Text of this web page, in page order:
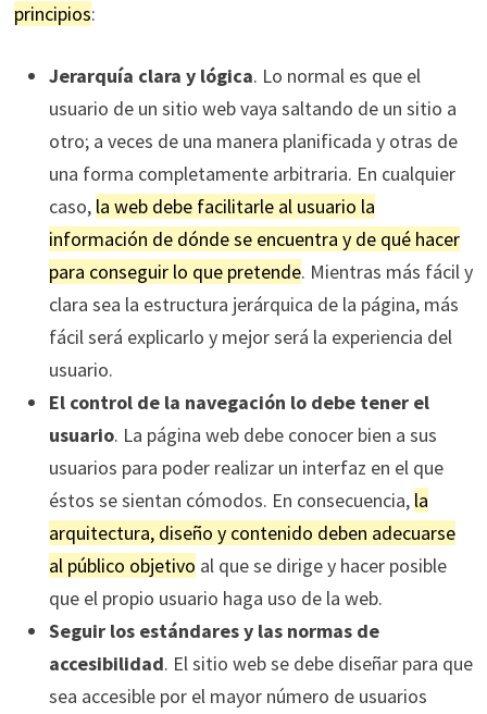
principios:
Jerarquía clara y lógica. Lo normal es que el
usuario de un sitio web vaya saltando de un sitio a
otro; a veces de una manera planificada y otras de
una forma completamente arbitraria. En cualquier
caso, la web debe facilitarle al usuario la
información de dónde se encuentra y de qué hacer
para conseguir lo que pretende. Mientras más fácil y
clara sea la estructura jerárquica de la página, más
fácil será explicarlo y mejor será la experiencia del
usuario.
El control de la navegación lo debe tener el
usuario. La página web debe conocer bien a sus
usuarios para poder realizar un interfaz en el que
éstos se sientan cómodos. En consecuencia, la
arquitectura, diseño y contenido deben adecuarse
al público objetivo al que se dirige y hacer posible
que el propio usuario haga uso de la web.
Seguir los estándares y las normas de
accesibilidad. El sitio web se debe diseñar para que
sea accesible por el mayor número de usuarios